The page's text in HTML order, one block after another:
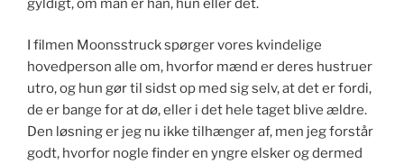
gyldigt, om man er han, hun eller det.
I filmen Moonsstruck spørger vores kvindelige
hovedperson alle om, hvorfor mænd er deres hustruer
utro, og hun gør til sidst op med sig selv, at det er fordi,
de er bange for at dø, eller i det hele taget blive ældre.
Den løsning er jeg nu ikke tilhænger af, men jeg forstår
godt, hvorfor nogle finder en yngre elsker og dermed